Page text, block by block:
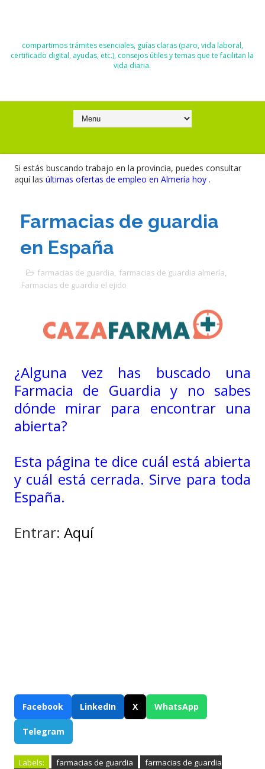
compartimos trámites esenciales, guías claras (paro, vida laboral,
certificado digital, ayudas, etc.), consejos útiles y temas que te facilitan la
vida diaria.
Si estás buscando trabajo en la provincia, puedes consultar
aquí las últimas ofertas de empleo en Almería hoy .
Farmacias de guardia
en España
farmacias de guardia, farmacias de guardia almería,
Farmacias de guardia el ejido
¿Alguna vez has buscado una
Farmacia de Guardia y no sabes
dónde mirar para encontrar una
abierta?
Esta página te dice cuál está abierta
y cuál está cerrada. Sirve para toda
España.
Entrar: Aquí
Facebook LinkedIn X WhatsApp
Telegram
Labels: farmacias de guardia
farmacias de guardia